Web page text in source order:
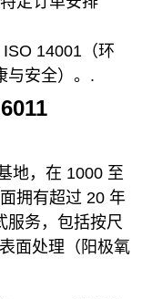
14001（环
与安全）。.
地，在 1000 至
拥有超过 20 年
服务，包括按尺
面处理（阳极氧